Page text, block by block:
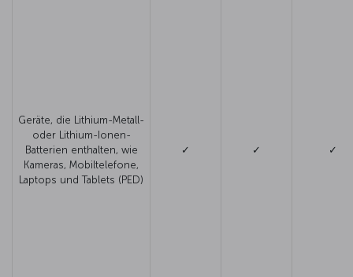
Geräte, die Lithium-Metall-
oder Lithium-Ionen-
Batterien enthalten, wie
Kameras, Mobiltelefone,
Laptops und Tablets (PED)
✓ ✓ ✓